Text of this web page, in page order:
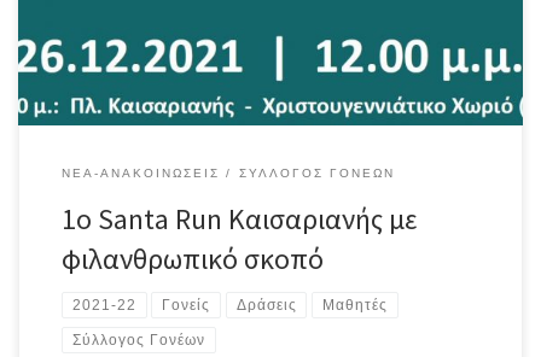
ΝΈΑ-ΑΝΑΚΟΙΝΏΣΕΙΣ ΣΎΛΛΟΓΟΣ ΓΟΝΈΩΝ
1ο Santa Run Καισαριανής με
φιλανθρωπικό σκοπό
2021-22 Γονείς Δράσεις Μαθητές
Σύλλογος Γονέων